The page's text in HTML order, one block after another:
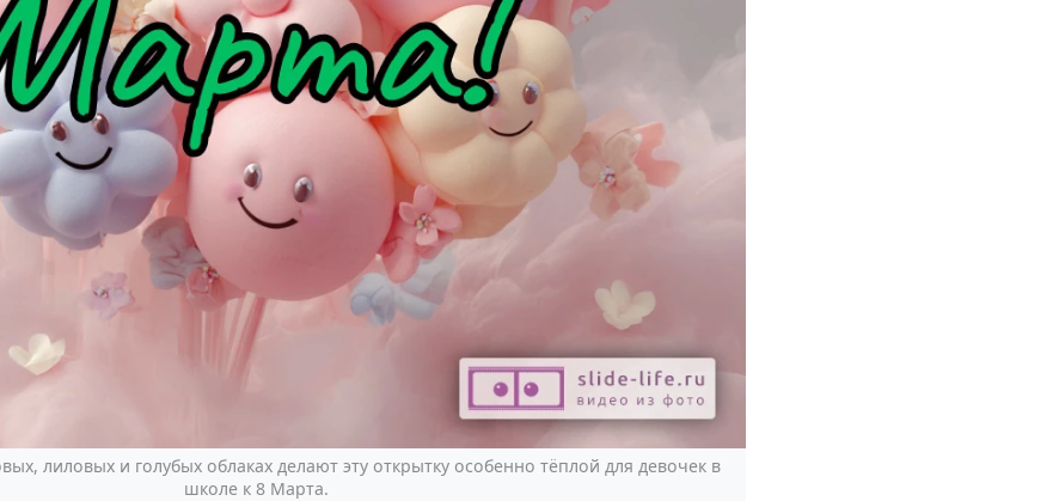
лиловых и голубых облаках делают эту открытку особенно тёплой для девочек в
школе к 8 Марта.